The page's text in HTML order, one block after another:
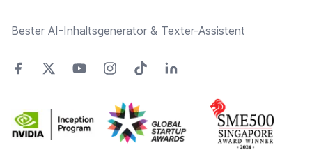
Bester AI-Inhaltsgenerator & Texter-Assistent